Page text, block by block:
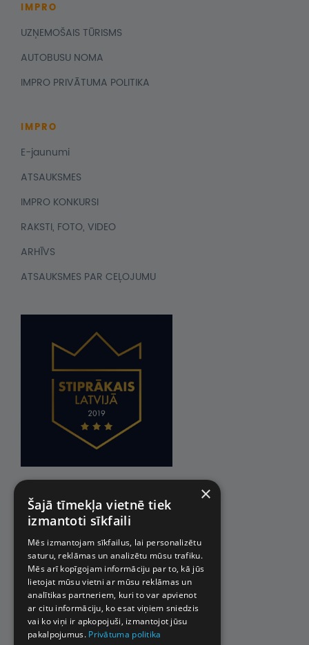
IMPRO
UZŅEMOŠAIS TŪRISMS
AUTOBUSU NOMA
IMPRO PRIVĀTUMA POLITIKA
IMPRO
E-jaunumi
ATSAUKSMES
IMPRO KONKURSI
RAKSTI, FOTO, VIDEO
ARHĪVS
ATSAUKSMES PAR CEĻOJUMU
×
Šajā tīmekļa vietnē tiek
izmantoti sīkfaili
Mēs izmantojam sīkfailus, lai personalizētu
saturu, reklāmas un analizētu mūsu trafiku.
Mēs arī kopīgojam informāciju par to, kā jūs
lietojat mūsu vietni ar mūsu reklāmas un
analītikas partneriem, kuri to var apvienot
ar citu informāciju, ko esat viņiem sniedzis
vai ko viņi ir apkopojuši, izmantojot jūsu
pakalpojumus. Privātuma politika